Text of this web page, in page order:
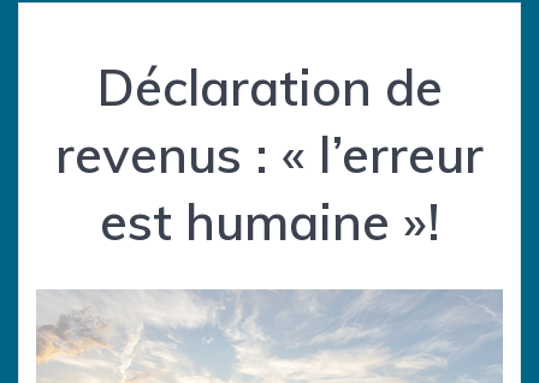
Déclaration de
revenus : « l’erreur
est humaine »!